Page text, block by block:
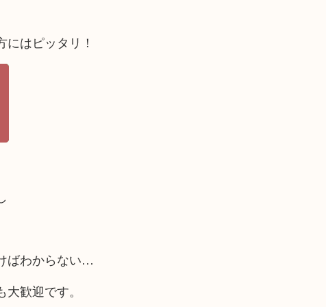
はピッタリ！
ばわからない…
歓迎です。